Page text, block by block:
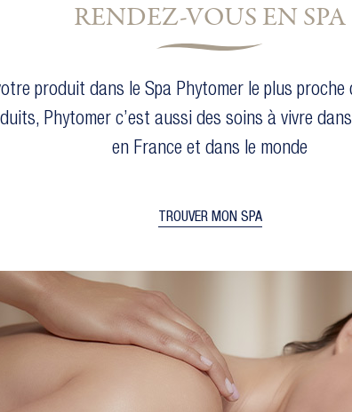
RENDEZ-VOUS EN SPA
produit dans le Spa Phytomer le plus proche
Phytomer c’est aussi des soins à vivre
en France et dans le monde
TROUVER MON SPA